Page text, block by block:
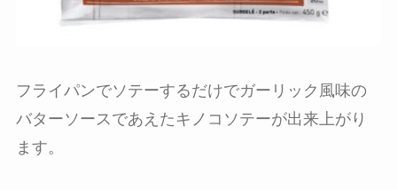
フライパンでソテーするだけでガーリック風味の
バターソースであえたキノコソテーが出来上がり
ます。